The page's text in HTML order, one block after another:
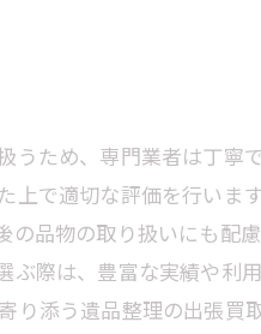
うため、専門業者は丁寧
上で適切な評価を行いま
品物の取り扱いにも配慮
ぶ際は、豊富な実績や利
り添う遺品整理の出張買